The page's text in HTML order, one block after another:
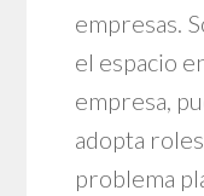
empresas.
el espacio
empresa,
adopta
problema